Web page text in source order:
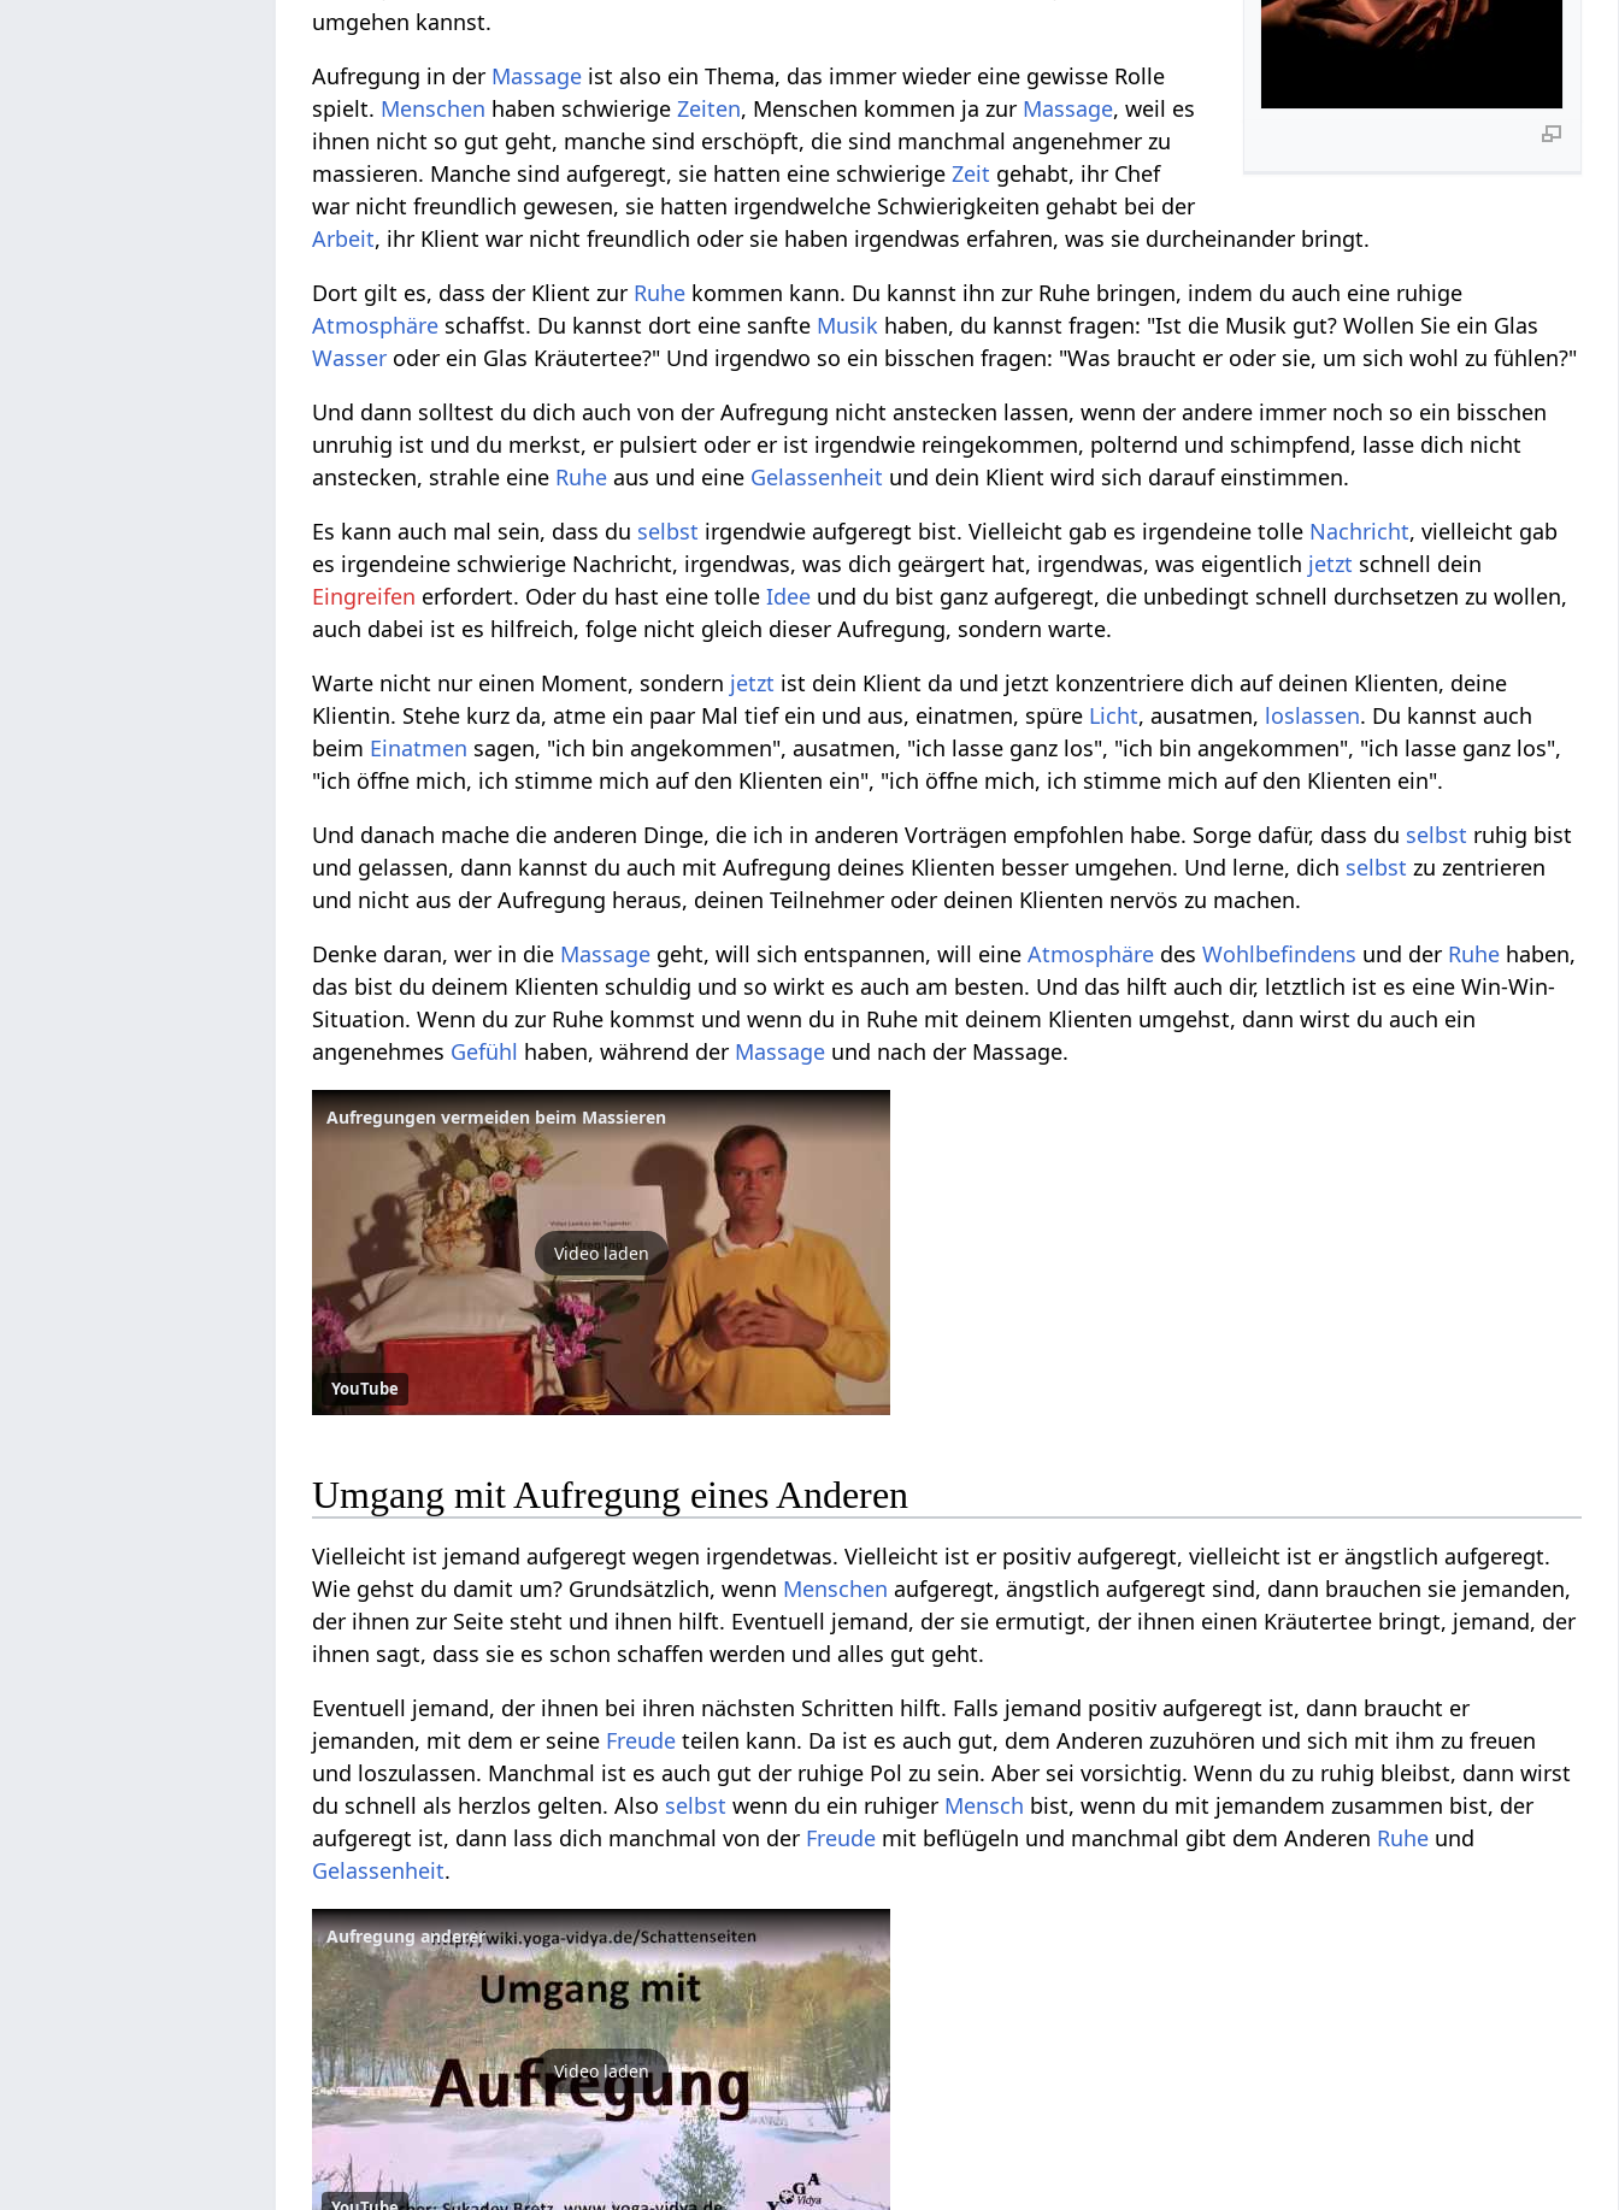
umgehen kannst.
Aufregung in der Massage ist also ein Thema, das immer wieder eine gewisse Rolle
spielt. Menschen haben schwierigeZeiten, Menschen kommen ja zur Massage, weil es
ihnen nicht so gut geht, manche sind erschöpft, die sind manchmal angenehmer zu
massieren. Manche sind aufgeregt, sie hatten eine schwierigeZeit gehabt, ihr Chef
war nicht freundlich gewesen, sie hatten irgendwelche Schwierigkeiten gehabt bei der
Arbeit, ihr Klient war nicht freundlich oder sie haben irgendwas erfahren, was sie durcheinander bringt.
Dort gilt es, dass der Klient zur Ruhe kommen kann. Du kannst ihn zur Ruhe bringen, indem du auch eine ruhige
Atmosphäre schaffst. Du kannst dort eine sanfte Musik haben, du kannst fragen: "Ist die Musik gut? Wollen Sie ein Glas
Wasser oder ein Glas Kräutertee?" Und irgendwo so ein bisschen fragen: "Was braucht er oder sie, um sich wohl zu fühlen?"
Und dann solltest du dich auch von der Aufregung nicht anstecken lassen, wenn der andere immer noch so ein bisschen
unruhig ist und du merkst, er pulsiert oder er ist irgendwie reingekommen, polternd und schimpfend, lasse dich nicht
anstecken, strahle eine Ruhe aus und eine Gelassenheit und dein Klient wird sich darauf einstimmen.
Es kann auch mal sein, dass du selbst irgendwie aufgeregt bist. Vielleicht gab es irgendeine tolle Nachricht, vielleicht gab
es irgendeine schwierige Nachricht, irgendwas, was dich geärgert hat, irgendwas, was eigentlich jetzt schnell dein
Eingreifen erfordert. Oder du hast eine tolleIdee und du bist ganz aufgeregt, die unbedingt schnell durchsetzen zu wollen,
auch dabei ist es hilfreich, folge nicht gleich dieser Aufregung, sondern warte.
Warte nicht nur einen Moment, sondern jetzt ist dein Klient da und jetzt konzentriere dich auf deinen Klienten, deine
Klientin. Stehe kurz da, atme ein paar Mal tief ein und aus, einatmen, spüre Licht, ausatmen, loslassen. Du kannst auch
beim Einatmen sagen, "ich bin angekommen", ausatmen, "ich lasse ganz los", "ich bin angekommen", "ich lasse ganz los",
"ich öffne mich, ich stimme mich auf den Klienten ein", "ich öffne mich, ich stimme mich auf den Klienten ein".
Und danach mache die anderen Dinge, die ich in anderen Vorträgen empfohlen habe. Sorge dafür, dass du selbst ruhig bist
und gelassen, dann kannst du auch mit Aufregung deines Klienten besser umgehen. Und lerne, dich selbst zu zentrieren
und nicht aus der Aufregung heraus, deinen Teilnehmer oder deinen Klienten nervös zu machen.
Denke daran, wer in die Massage geht, will sich entspannen, will eineAtmosphäre desWohlbefindens und der Ruhe haben,
das bist du deinem Klienten schuldig und so wirkt es auch am besten. Und das hilft auch dir, letztlich ist es eine Win-Win-
Situation. Wenn du zur Ruhe kommst und wenn du in Ruhe mit deinem Klienten umgehst, dann wirst du auch ein
angenehmes Gefühl haben, während der Massage und nach der Massage.
Aufregungen vermeiden beim Massieren
Video laden
YouTube
Umgang mit Aufregung eines Anderen
Vielleicht ist jemand aufgeregt wegen irgendetwas. Vielleicht ist er positiv aufgeregt, vielleicht ist er ängstlich aufgeregt.
Wie gehst du damit um? Grundsätzlich, wenn Menschen aufgeregt, ängstlich aufgeregt sind, dann brauchen sie jemanden,
der ihnen zur Seite steht und ihnen hilft. Eventuell jemand, der sie ermutigt, der ihnen einen Kräutertee bringt, jemand, der
ihnen sagt, dass sie es schon schaffen werden und alles gut geht.
Eventuell jemand, der ihnen bei ihren nächsten Schritten hilft. Falls jemand positiv aufgeregt ist, dann braucht er
jemanden, mit dem er seine Freude teilen kann. Da ist es auch gut, dem Anderen zuzuhören und sich mit ihm zu freuen
und loszulassen. Manchmal ist es auch gut der ruhige Pol zu sein. Aber sei vorsichtig. Wenn du zu ruhig bleibst, dann wirst
du schnell als herzlos gelten. Also selbst wenn du ein ruhiger Mensch bist, wenn du mit jemandem zusammen bist, der
aufgeregt ist, dann lass dich manchmal von der Freude mit beflügeln und manchmal gibt dem Anderen Ruhe und
Gelassenheit.
Aufregung anderer
Video laden